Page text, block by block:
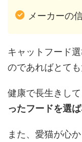
メーカーの
キャットフード
のであればとても
健康で長生きして
ったフードを選
また、愛猫が心